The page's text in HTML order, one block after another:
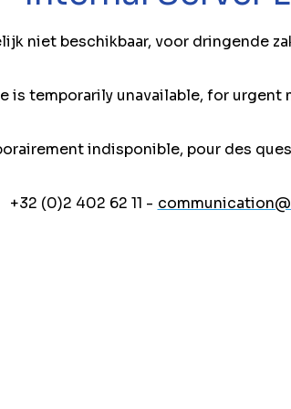
niet beschikbaar, voor dringende
is temporarily unavailable, for urgent
indisponible, pour des
+32 (0)2 402 62 11 -